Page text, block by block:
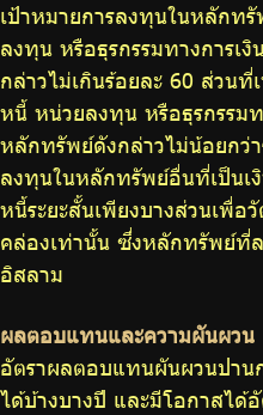
เป้าหมายการลงทุนในหลักท
ลงทุน หรือธุรกรรมทางการเ
กล่าวไม่เกินร้อยละ 60 ส่วนที่
หนี้ หน่วยลงทุน หรือธุรกรรม
หลักทรัพย์ดังกล่าวไม่น้อยกว่
ลงทุนในหลักทรัพย์อื่นที่เป็นเ
หนี้ระยะสั้นเพียงบางส่วนเพื่อ
คล่องเท่านั้น ซึ่งหลักทรัพย์ที่
อิสลาม
ผลตอบแทนและความผันผวน
อัตราผลตอบแทนผันผวนปาน
ได้บ้างบางปี และมีโอกาสได้